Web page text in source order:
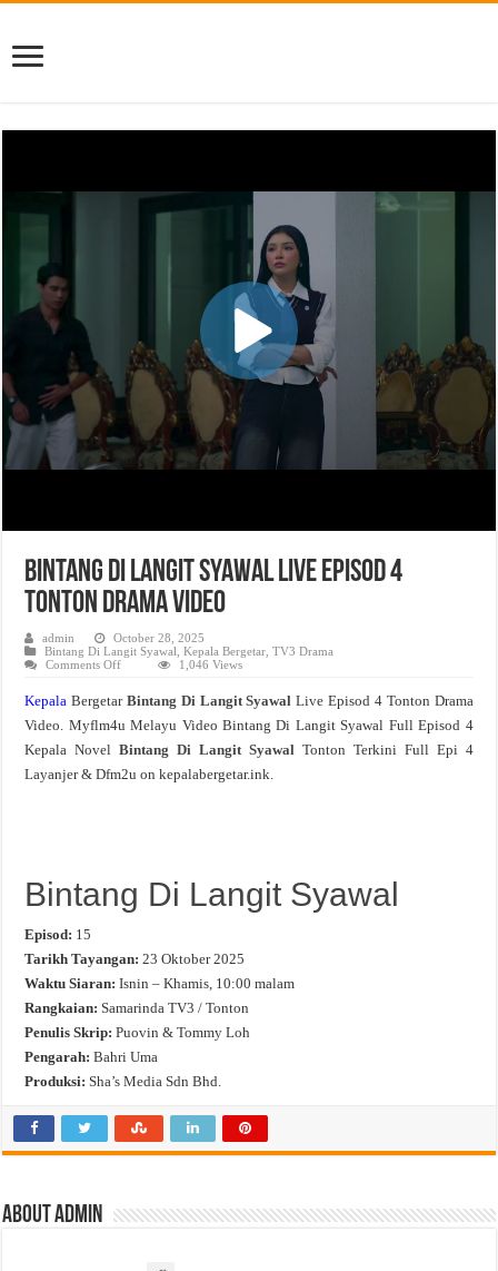
Bintang Di Langit Syawal Live Episod 4
Tonton Drama Video
admin
October 28, 2025
Bintang Di Langit Syawal ,Kepala Bergetar ,TV3 Drama
Comments Offon
Langit
Live
Episod
4
Tonton
Drama
1,046 Views
Kepala Bergetar Bintang Di Langit SyawalLive Episod 4 Tonton Drama
Video. Myflm4u Melayu Video Bintang Di Langit Syawal Full Episod 4
Kepala Novel Bintang Di Langit Syawal Tonton Terkini Full Epi 4
Layanjer & Dfm2u on kepalabergetar.ink.
Bintang Di Langit Syawal
Episod: 15
Tarikh Tayangan: 23 Oktober 2025
Waktu Siaran: Isnin – Khamis, 10:00 malam
Rangkaian: Samarinda TV3 / Tonton
Penulis Skrip: Puovin & Tommy Loh
Pengarah: Bahri Uma
Produksi: Sha’s Media Sdn Bhd.
About admin